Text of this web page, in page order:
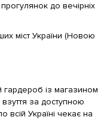
до вечірніх
міст України (Новою
гардероб із магазином
за доступною
всій Україні чекає на